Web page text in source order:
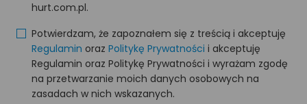
hurt.com.pl.
Potwierdzam, że zapoznałem się z treścią i akceptuję
Regulamin oraz Politykę Prywatności i akceptuję
Regulamin oraz Politykę Prywatności i wyrażam zgodę
na przetwarzanie moich danych osobowych na
zasadach w nich wskazanych.